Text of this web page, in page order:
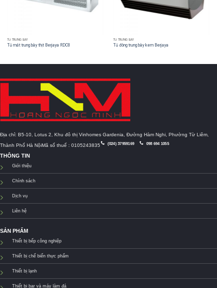
TỦ TRƯNG BÀY
Tủ mát trưng bày thịt Berjaya RDC8
TỦ TRƯNG BÀY
Tủ đông trưng bày kem Berjaya
Địa chỉ: B5-10, Lotus 2, Khu đô thị Vinhomes Gardenia, Đường Hàm Nghi, Phường Từ Liêm,
Thành Phố Hà NộiMã số thuế : 0105243835 (024) 37959169 098 694 1055
THÔNG TIN
Giới thiệu
Chính sách
Dịch vụ
Liên hệ
SẢN PHẨM
Thiết bị bếp công nghiệp
Thiết bị chế biến thực phẩm
Thiết bị lạnh
Thiết bị bar và máy làm đá